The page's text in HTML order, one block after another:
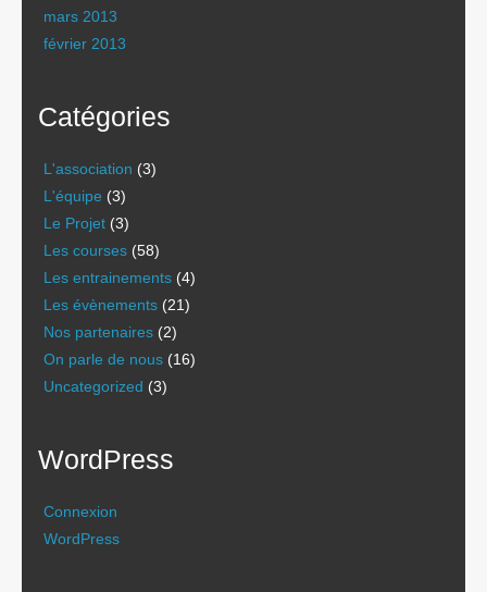
mars 2013
février 2013
Catégories
L'association (3)
L'équipe (3)
Le Projet (3)
Les courses (58)
Les entrainements (4)
Les évènements (21)
Nos partenaires (2)
On parle de nous (16)
Uncategorized (3)
WordPress
Connexion
WordPress